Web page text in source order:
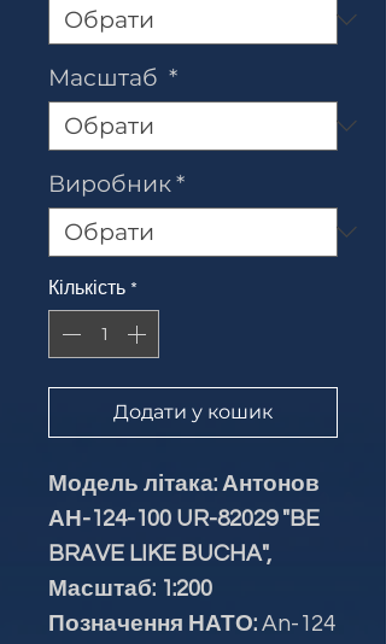
Масштаб *
Виробник*
Кількість *
Додати у кошик
Модель літака: Антонов
АН-124-100 UR-82029 "BE
BRAVE LIKE BUCHA",
Масштаб: 1:200
Позначення НАТО: An-124